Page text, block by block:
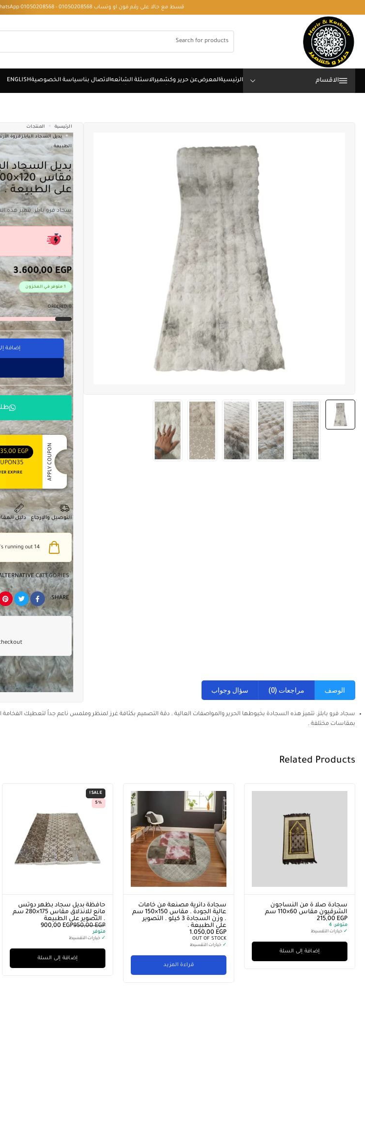
قسط مع حالا على رقم فون او وتساب 01050208568 - Installment with Hala on phone number or WhatsApp 01050208568
الاقسام
الرئيسية
المنتجات
الطبيعة .
بديل السجاد البابلز فروة الأرنب عرض
على الطبيعة .
سجاد فرو بابلز. تتميز هذه
3.600,00EGP
1 متوفر في المخزون
ORDERED: 0
إضافة
35,00 EGP
EXPIRE APPLY COUPON
التوصيل والإرجاع دليل
14
CATEGORIES:
SHARE:
الوصف مراجعات (0) سؤال وجواب
سجاد فرو بابلز. تتميز هذه السجادة بخيوطها الحرير والمواصفات العالية . دقة التصميم بكثافة غرز لمنظر وملمس ناعم جداُ لتعطيك
بمقاسات مختلفة .
Related Products
سجادة صلا ة من النساجون
الشرقيون مقاس 60×110 سم
215,00 EGP
متوفر:
✓ خيارات التقسيط
إضافة إلى السلة
سجادة دائرية مصنعة من خامات
عالية الجودة . مقاس 150×150 سم
. وزن السجادة 3 كيلو . التصوير
على الطبيعة .
1.050,00 EGP
OUT OF STOCK
✓ خيارات التقسيط
قراءة المزيد
SALE!
5%
حافظة بديل سجاد بظهر دوتس
مانع للانذلاق مقاس 175×280 سم
. التصوير على الطبيعة
950,00EGP
900,00 EGP
متوفر
✓ خيارات التقسيط
إضافة إلى السلة